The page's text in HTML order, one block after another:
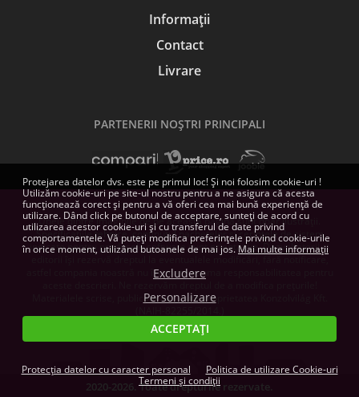
Informații
Contact
Livrare
PARTENERII NOŞTRI PRINCIPALI
Unele dintre imaginile de pe această pagină sunt doar ilustrații.
Specificațiile tehnice, conținutul pachetelor și cerințele de sistem
indicate pentru produsele software sunt orientative. Dezvoltatorii și
editorii își rezervă dreptul la eventualele modificări, fără notificare,
astfel compania noastră nu își poate asuma responsabilitatea pentru
Materialele scrise, publicate aici, sunt proprietatea Konzolvilág Kft.
2020-2026. Toate drepturile rezervate.
Protejarea datelor dvs. este pe primul loc! Și noi folosim cookie-uri !
Utilizăm cookie-uri pe site-ul nostru pentru a ne asigura că acesta
funcționează corect și pentru a vă oferi cea mai bună experiență de
utilizare. Dând click pe butonul de acceptare, sunteți de acord cu
utilizarea acestor cookie-uri și cu transferul de date privind
comportamentele. Vă puteți modifica preferințele privind cookie-urile
în orice moment, utilizând butoanele de mai jos. Mai multe informații
Excludere
Personalizare
ACCEPTAȚI
Protecția datelor cu caracter personal
Politica de utilizare Cookie-uri
Termeni și condiții